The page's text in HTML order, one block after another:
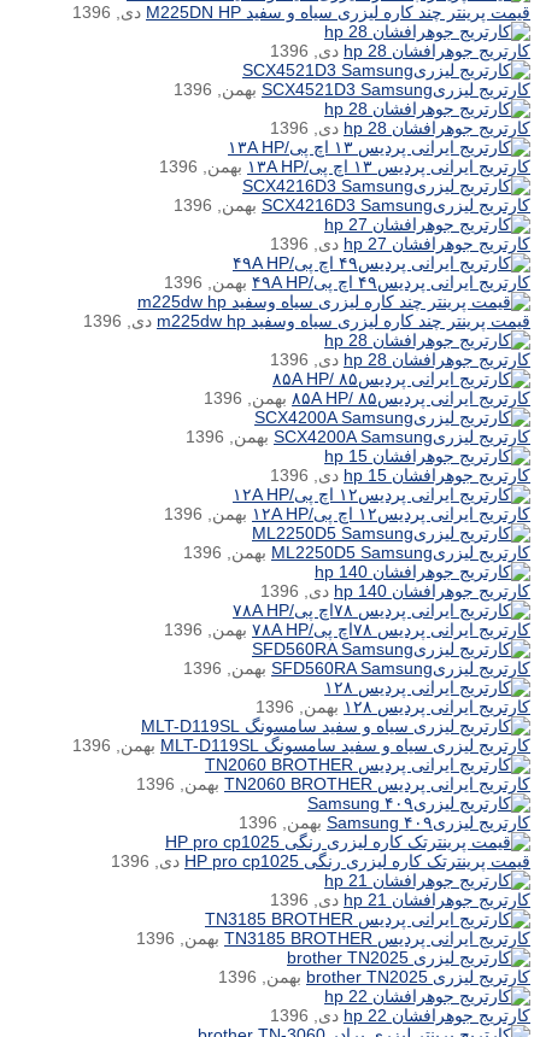
قیمت پرینتر چند کاره لیزری سیاه و سفید M225DN HP
دی, 1396
کارتریج جوهرافشان hp 28
دی, 1396
کارتریج لیزریSCX4521D3 Samsung
بهمن, 1396
کارتریج جوهرافشان hp 28
دی, 1396
کارتریج ایرانی پردیس ۱۳ اچ پی/۱۳A HP
بهمن, 1396
کارتریج لیزریSCX4216D3 Samsung
بهمن, 1396
کارتریج جوهرافشان hp 27
دی, 1396
کارتریج ایرانی پردیس۴۹ اچ پی/۴۹A HP
بهمن, 1396
قیمت پرینتر چند کاره لیزری سیاه وسفید m225dw hp
دی, 1396
کارتریج جوهرافشان hp 28
دی, 1396
کارتریج ایرانی پردیس۸۵ /۸۵A HP
بهمن, 1396
کارتریج لیزریSCX4200A Samsung
بهمن, 1396
کارتریج جوهرافشان hp 15
دی, 1396
کارتریج ایرانی پردیس۱۲ اچ پی/۱۲A HP
بهمن, 1396
کارتریج لیزریML2250D5 Samsung
بهمن, 1396
کارتریج جوهرافشان hp 140
دی, 1396
کارتریج ایرانی پردیس ۷۸اچ پی/۷۸A HP
بهمن, 1396
کارتریج لیزریSFD560RA Samsung
بهمن, 1396
کارتریج ایرانی پردیس ۱۲۸
بهمن, 1396
کارتریج لیزری سیاه و سفید سامسونگ MLT-D119SL
بهمن, 1396
کارتریج ایرانی پردیس TN2060 BROTHER
بهمن, 1396
کارتریج لیزری۴۰۹ Samsung
بهمن, 1396
قیمت پرینترتک کاره لیزری رنگی HP pro cp1025
دی, 1396
کارتریج جوهرافشان hp 21
دی, 1396
کارتریج ایرانی پردیس TN3185 BROTHER
بهمن, 1396
کارتریج لیزری brother TN2025
بهمن, 1396
کارتریج جوهرافشان hp 22
دی, 1396